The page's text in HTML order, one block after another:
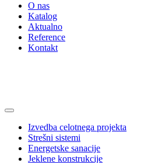
O nas
Katalog
Aktualno
Reference
Kontakt
Izvedba celotnega projekta
Strešni sistemi
Energetske sanacije
Jeklene konstrukcije